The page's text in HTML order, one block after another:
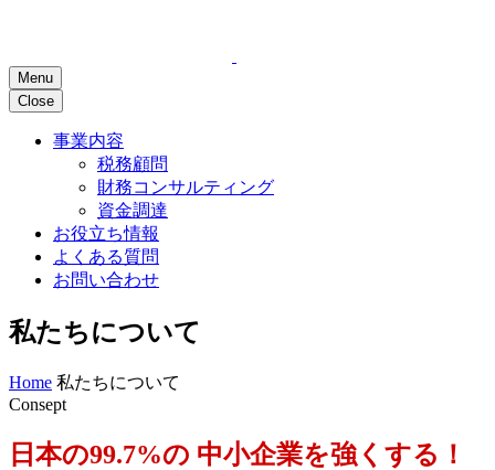
Menu
Close
事業内容
税務顧問
財務コンサルティング
資金調達
お役立ち情報
よくある質問
お問い合わせ
私たちについて
Home 私たちについて
Consept
日本の99.7%の 中小企業を強くする！